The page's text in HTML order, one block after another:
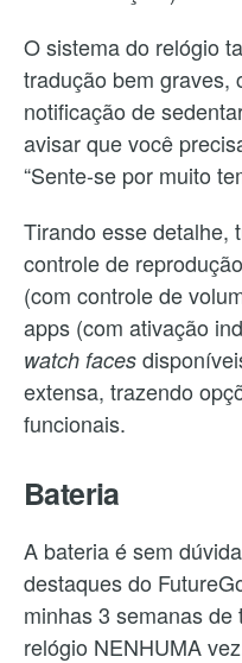
O sistema do relógio
tradução bem graves,
notificação de
avisar que você
“Sente-se por muito
Tirando esse detalhe,
controle de
(com controle de
apps (com ativação
watch faces
extensa, trazendo
funcionais.
Bateria
A bateria é sem
destaques do
minhas 3 semanas
relógio NENHUMA